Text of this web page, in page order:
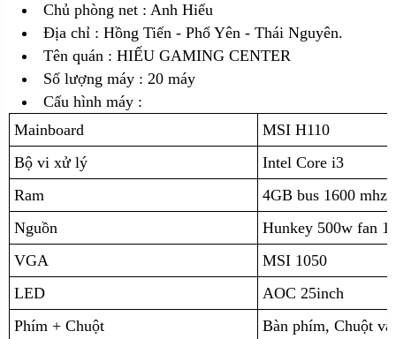
Chủ phòng net : Anh Hiếu
Địa chỉ : Hồng Tiến - Phổ Yên - Thái Nguyên.
Tên quán : HIẾU GAMING CENTER
Số lượng máy : 20 máy
Cấu hình máy :
Mainboard
MSI H110
Bộ vi xử lý
Intel Core i3
Ram
4GB bus 1600 mhz
Nguồn
Hunkey 500w fan
VGA
MSI 1050
LED
AOC 25inch
Phím + Chuột
Bàn phím, Chuột